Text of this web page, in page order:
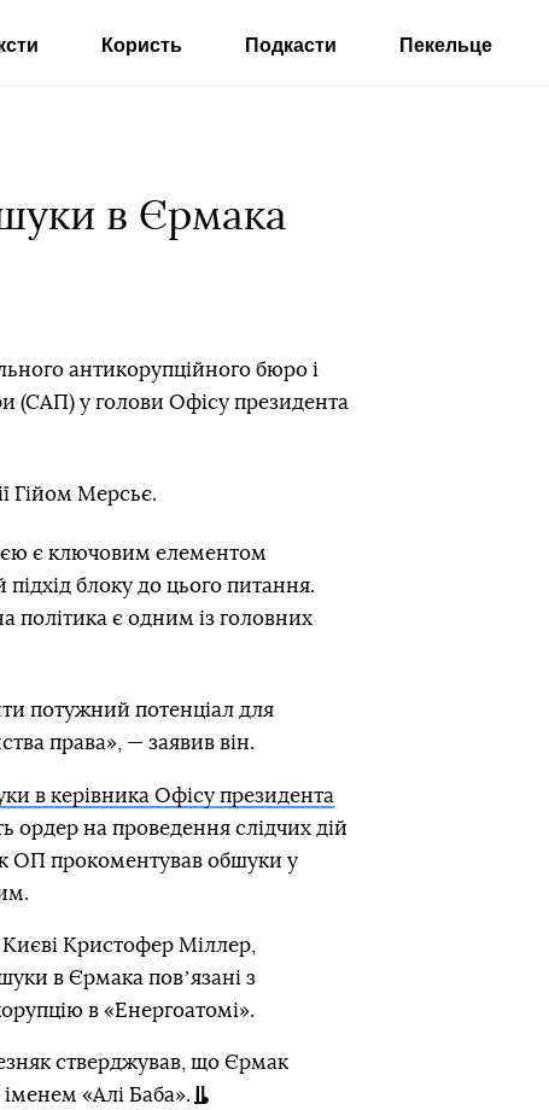
Користь Подкасти Пекельце
в Єрмака
антикорупційного бюро і
(САП) у голови Офісу президента
Гійом Мерсьє.
є ключовим елементом
блоку до цього питання.
політика є одним із головних
потужний потенціал для
права», — заявив він.
в керівника Офісу президента
на проведення слідчих дій
ОП прокоментував обшуки у
Кристофер Міллер,
в Єрмака повʼязані з
в «Енергоатомі».
стверджував, що Єрмак
«Алі Баба».